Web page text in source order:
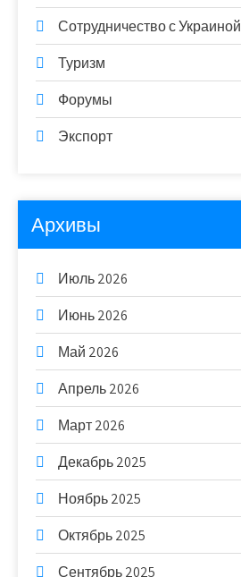
Сотрудничество с Украиной
Туризм
Форумы
Экспорт
Архивы
Июль 2026
Июнь 2026
Май 2026
Апрель 2026
Март 2026
Декабрь 2025
Ноябрь 2025
Октябрь 2025
Сентябрь 2025